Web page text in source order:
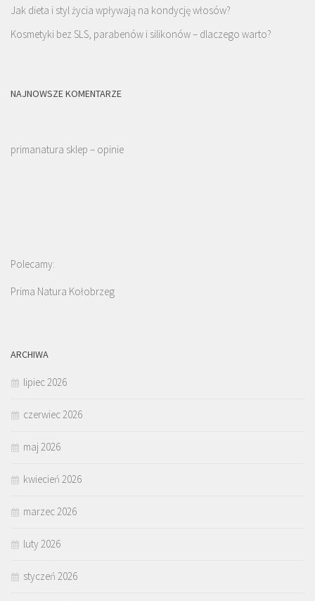
Jak dieta i styl życia wpływają na kondycję włosów?
Kosmetyki bez SLS, parabenów i silikonów – dlaczego warto?
NAJNOWSZE KOMENTARZE
primanatura sklep – opinie
Polecamy:
Prima Natura Kołobrzeg
ARCHIWA
lipiec 2026
czerwiec 2026
maj 2026
kwiecień 2026
marzec 2026
luty 2026
styczeń 2026